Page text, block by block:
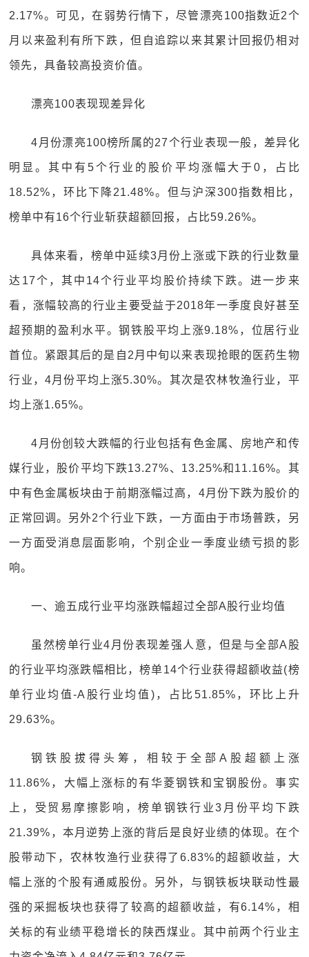
2.17%。可见，在弱势行情下，尽管漂亮100指数近2个
月以来盈利有所下跌，但自追踪以来其累计回报仍相对
领先，具备较高投资价值。
漂亮100表现现差异化
4月份漂亮100榜所属的27个行业表现一般，差异化
明显。其中有5个行业的股价平均涨幅大于0，占比
18.52%，环比下降21.48%。但与沪深300指数相比，
榜单中有16个行业斩获超额回报，占比59.26%。
具体来看，榜单中延续3月份上涨或下跌的行业数量
达17个，其中14个行业平均股价持续下跌。进一步来
看，涨幅较高的行业主要受益于2018年一季度良好甚至
超预期的盈利水平。钢铁股平均上涨9.18%，位居行业
首位。紧跟其后的是自2月中旬以来表现抢眼的医药生物
行业，4月份平均上涨5.30%。其次是农林牧渔行业，平
均上涨1.65%。
4月份创较大跌幅的行业包括有色金属、房地产和传
媒行业，股价平均下跌13.27%、13.25%和11.16%。其
中有色金属板块由于前期涨幅过高，4月份下跌为股价的
正常回调。另外2个行业下跌，一方面由于市场普跌，另
一方面受消息层面影响，个别企业一季度业绩亏损的影
响。
一、逾五成行业平均涨跌幅超过全部A股行业均值
虽然榜单行业4月份表现差强人意，但是与全部A股
的行业平均涨跌幅相比，榜单14个行业获得超额收益(榜
单行业均值-A股行业均值)，占比51.85%，环比上升
29.63%。
钢铁股拔得头筹，相较于全部A股超额上涨
11.86%，大幅上涨标的有华菱钢铁和宝钢股份。事实
上，受贸易摩擦影响，榜单钢铁行业3月份平均下跌
21.39%，本月逆势上涨的背后是良好业绩的体现。在个
股带动下，农林牧渔行业获得了6.83%的超额收益，大
幅上涨的个股有通威股份。另外，与钢铁板块联动性最
强的采掘板块也获得了较高的超额收益，有6.14%，相
关标的有业绩平稳增长的陕西煤业。其中前两个行业主